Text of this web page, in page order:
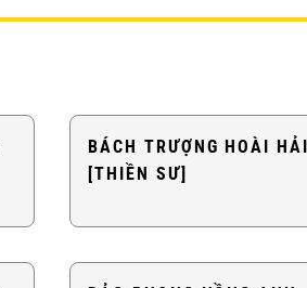
BÁCH TRƯỢNG HOÀI
[THIỀN SƯ]